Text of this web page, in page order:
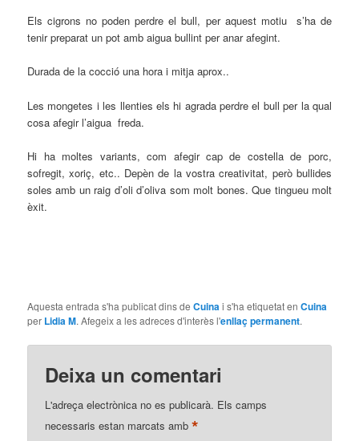
Els cigrons no poden perdre el bull, per aquest motiu s’ha de
tenir preparat un pot amb aigua bullint per anar afegint.
Durada de la cocció una hora i mitja aprox..
Les mongetes i les llenties els hi agrada perdre el bull per la qual
cosa afegir l’aigua freda.
Hi ha moltes variants, com afegir cap de costella de porc,
sofregit, xoriç, etc.. Depèn de la vostra creativitat, però bullides
soles amb un raig d’oli d’oliva som molt bones. Que tingueu molt
èxit.
Aquesta entrada s'ha publicat dins deCuinai s'ha etiquetat enCuina
per Lidia M. Afegeix a les adreces d'interès l'enllaç permanent.
Deixa un comentari
L'adreça electrònica no es publicarà. Els camps
necessaris estan marcats amb*